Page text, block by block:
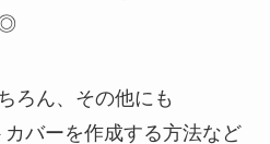
◎
ろん、その他にも
バーを作成する方法など